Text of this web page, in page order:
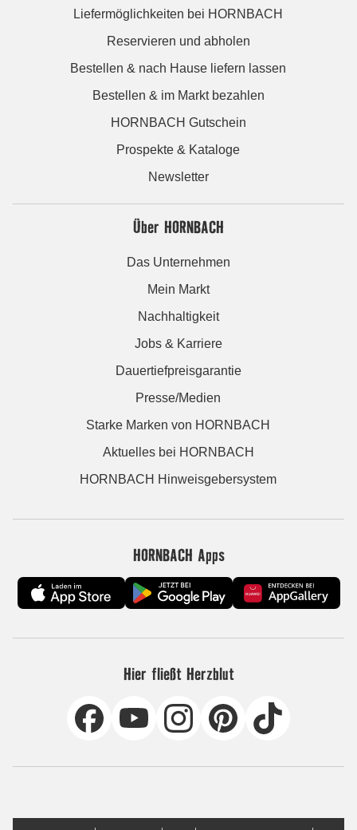
Liefermöglichkeiten bei HORNBACH
Reservieren und abholen
Bestellen & nach Hause liefern lassen
Bestellen & im Markt bezahlen
HORNBACH Gutschein
Prospekte & Kataloge
Newsletter
Über HORNBACH
Das Unternehmen
Mein Markt
Nachhaltigkeit
Jobs & Karriere
Dauertiefpreisgarantie
Presse/Medien
Starke Marken von HORNBACH
Aktuelles bei HORNBACH
HORNBACH Hinweisgebersystem
HORNBACH Apps
Hier fließt Herzblut